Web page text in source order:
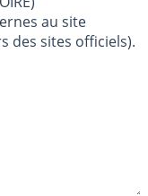
au site
des sites officiels).